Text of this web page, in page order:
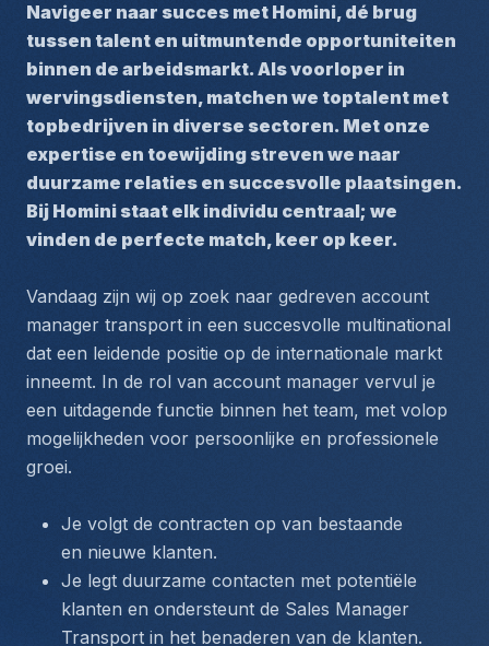
Navigeer naar succes met Homini, dé brug
tussen talent en uitmuntende opportuniteiten
binnen de arbeidsmarkt. Als voorloper in
wervingsdiensten, matchen we toptalent met
topbedrijven in diverse sectoren. Met onze
expertise en toewijding streven we naar
duurzame relaties en succesvolle plaatsingen.
Bij Homini staat elk individu centraal; we
vinden de perfecte match, keer op keer.
Vandaag zijn wij op zoek naar gedreven account
manager transport in een succesvolle multinational
dat een leidende positie op de internationale markt
inneemt. In de rol van account manager vervul je
een uitdagende functie binnen het team, met volop
mogelijkheden voor persoonlijke en professionele
groei.
Je volgt de contracten op van bestaande
en nieuwe klanten.
Je legt duurzame contacten met potentiële
klanten en ondersteunt de Sales Manager
Transport in het benaderen van de klanten.